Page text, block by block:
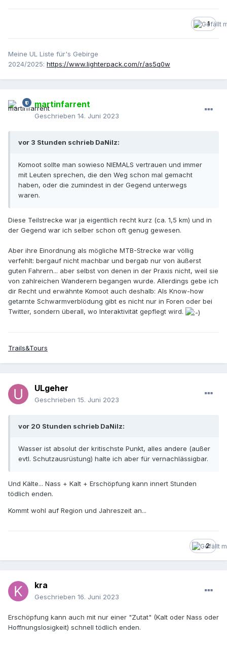
1
Meine UL Liste für's Gebirge
2024/2025: https://www.lighterpack.com/r/as5q0w
martinfarrent
Geschrieben 14. Juni 2023
vor 3 Stunden schrieb DaNilz:
Komoot sollte man sowieso NIEMALS vertrauen und immer
mit Leuten sprechen, die den Weg schon mal gemacht
haben, oder die zumindest in der Gegend unterwegs
waren.
Diese Teilstrecke war ja eigentlich recht kurz (ca. 1,5 km) und in
der Gegend war ich selber schon oft genug gewesen.
Aber ihre Einordnung als mögliche MTB-Strecke war völlig
verfehlt: bergauf nicht machbar und bergab nur von äußerst
guten Fahrern... aber selbst von denen in der Praxis nicht, weil sie
von zahlreichen Wanderern begangen wurde. Allerdings gebe ich
dir Recht und erwähnte Komoot auch deshalb: Als Know-how
getarnte Schwarmverblödung gibt es nicht nur in Foren oder bei
Twitter, sondern überall, wo Interaktivität gepflegt wird.
Trails&Tours
ULgeher
Geschrieben 15. Juni 2023
vor 20 Stunden schrieb DaNilz:
Wasser ist absolut der kritischste Punkt, alles andere (außer
evtl. Schutzausrüstung) halte ich aber für vernachlässigbar.
Und Kälte... Nass + Kalt + Erschöpfung kann innert Stunden
tödlich enden.
Kommt wohl auf Region und Jahreszeit an...
2
kra
Geschrieben 16. Juni 2023
Erschöpfung kann auch mit nur einer "Zutat" (Kalt oder Nass oder
Hoffnungslosigkeit) schnell tödlich enden.